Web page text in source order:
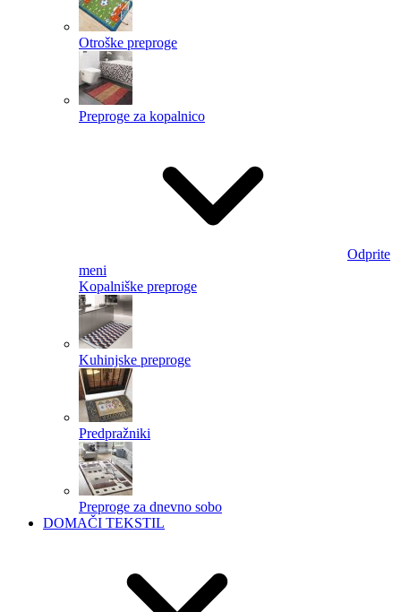
Otroške preproge
Preproge za kopalnico
Odprite
meni
Kopalniške preproge
Kuhinjske preproge
Predpražniki
Preproge za dnevno sobo
DOMAČI TEKSTIL